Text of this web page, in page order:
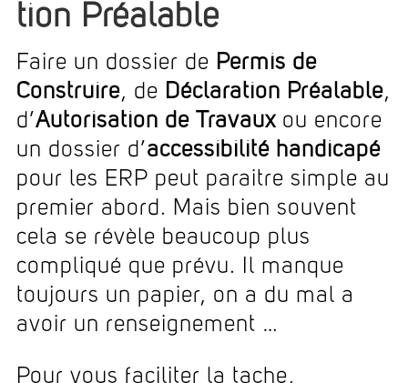
tion Préalable
Faire un dossier de Permis de
Construire, de Déclaration Préalable,
d’Autorisation de Travauxou encore
un dossier d’accessibilité handicapé
pour les ERP peut paraitre simple au
premier abord. Mais bien souvent
cela se révèle beaucoup plus
compliqué que prévu. Il manque
toujours un papier, on a du mal a
avoir un renseignement …
Pour vous faciliter la tache,